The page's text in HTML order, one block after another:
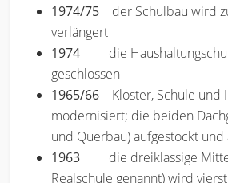
1974/75 der Schulbau wird
verlängert
1974 die
geschlossen
1965/66 Kloster, Schule und
modernisiert; die beiden
und Querbau) aufgestockt und
1963 die dreiklassige
Realschule genannt) wird